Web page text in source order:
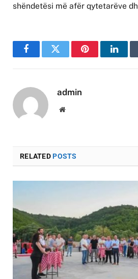
shëndetësi më afër qytetarëve
FacebookTwitter Pinterest
admin
Website
RELATEDPOSTS